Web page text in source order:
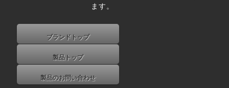
ます。
ブランドトップ
製品トップ
製品のお問い合わせ